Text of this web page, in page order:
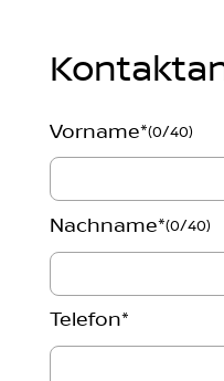
Vorname*(0/40)
Nachname*(0/40)
Telefon*